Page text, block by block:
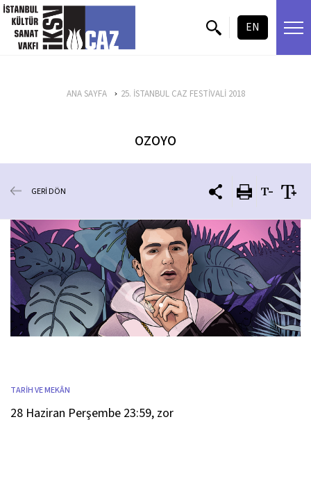
içeriği atla
EN
ANA SAYFA 25. İSTANBUL CAZ FESTİVALİ 2018
OZOYO
GERİ DÖN
TARİH VE MEKÂN
28 Haziran Perşembe 23:59, zor